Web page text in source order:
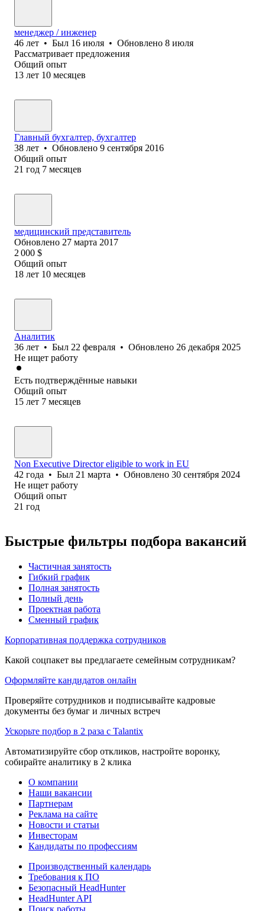
менеджер / инженер
46 лет • Был 16 июля • Обновлено 8 июля
Рассматривает предложения
Общий опыт
13 лет 10 месяцев
Главный бухгалтер, бухгалтер
38 лет • Обновлено 9 сентября 2016
Общий опыт
21 год 7 месяцев
медицинский представитель
Обновлено 27 марта 2017
2 000 $
Общий опыт
18 лет 10 месяцев
Аналитик
36 лет • Был 22 февраля • Обновлено 26 декабря 2025
Не ищет работу
Есть подтверждённые навыки
Общий опыт
15 лет 7 месяцев
Non Executive Director eligible to work in EU
42 года • Был 21 марта • Обновлено 30 сентября 2024
Не ищет работу
Общий опыт
21 год
Быстрые фильтры подбора вакансий
Частичная занятость
Гибкий график
Полная занятость
Полный день
Проектная работа
Сменный график
Корпоративная поддержка сотрудников
Какой соцпакет вы предлагаете семейным сотрудникам?
Оформляйте кандидатов онлайн
Проверяйте сотрудников и подписывайте кадровые
документы без бумаг и личных встреч
Ускорьте подбор в 2 раза с Talantix
Автоматизируйте сбор откликов, настройте воронку,
собирайте аналитику в 2 клика
О компании
Наши вакансии
Партнерам
Реклама на сайте
Новости и статьи
Инвесторам
Кандидаты по профессиям
Производственный календарь
Требования к ПО
Безопасный HeadHunter
HeadHunter API
Поиск работы